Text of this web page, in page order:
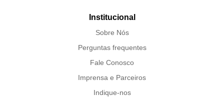
Institucional
Sobre Nós
Perguntas frequentes
Fale Conosco
Imprensa e Parceiros
Indique-nos